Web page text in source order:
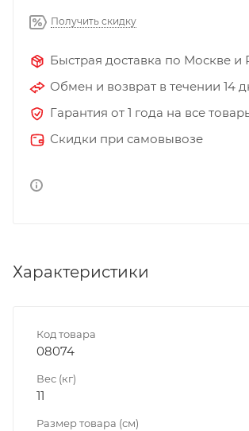
Получить скидку
Быстрая доставка по Москве и
Обмен и возврат в течении 14
Гарантия от 1 года на все
Скидки при самовывозе
Характеристики
Код товара
08074
Вес (кг)
11
Размер товара (см)